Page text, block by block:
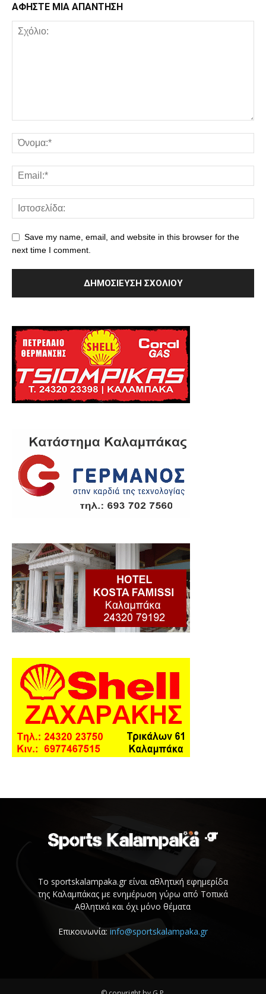
ΑΦΗΣΤΕ ΜΙΑ ΑΠΑΝΤΗΣΗ
Save my name, email, and website in this browser for the
next time I comment.
Το sportskalampaka.gr είναι αθλητική εφημερίδα
της Καλαμπάκας με ενημέρωση γύρω από Τοπικά
Αθλητικά και όχι μόνο θέματα
Επικοινωνία: info@sportskalampaka.gr